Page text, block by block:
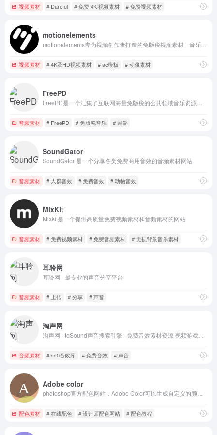
视频素材 # Dareful # 免费 4K 视频素材 # 免费视频素材
motionelements
视频素材 # 4K及HD视频素材 # ae模板 # 动像素材
FreePD
音频素材 # FreePD # 免版税音乐 # 民谣
SoundGator
SoundGator 是一个分享各类免费商用音效的音频素材网站
音频素材 # 人群音效 # 免费音效 # 动物音效
MixKit
‌Mixkit‌是一个提供高质量免费视频素材和音频素材的网站
音频素材 # 免费视频素材 # 免费音频素材 # 无损背景音乐素材
耳聆网
耳聆网 - 最专业的声音分享平台
音频素材 # 上传 # 分享 # 声音
淘声网
音频素材 # cc0音效库 # 免费音效 # 声音
Adobe color
配色素材 # 在线配色 # 设计师配色网站 # 配色教程